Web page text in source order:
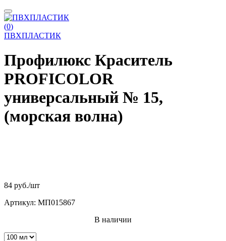
(0)
ПВХПЛАСТИК
Профилюкс Краситель
PROFICOLOR
универсальный № 15,
(морская волна)
84 руб./шт
Артикул: МП015867
В наличии